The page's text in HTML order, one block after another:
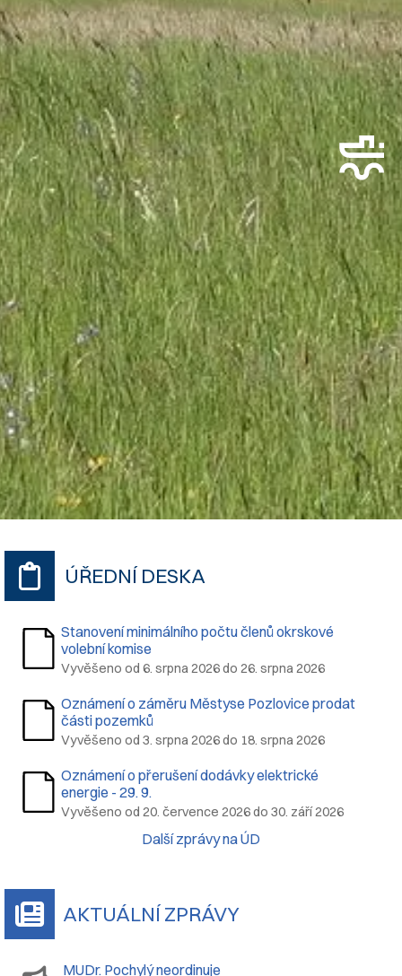
ÚŘEDNÍ DESKA
Stanovení minimálního počtu členů okrskové
volební komise
Vyvěšeno od 6. srpna 2026 do 26. srpna 2026
Oznámení o záměru Městyse Pozlovice prodat
části pozemků
Vyvěšeno od 3. srpna 2026 do 18. srpna 2026
Oznámení o přerušení dodávky elektrické
energie - 29. 9.
Vyvěšeno od 20. července 2026 do 30. září 2026
Další zprávy na ÚD
AKTUÁLNÍ ZPRÁVY
MUDr. Pochylý neordinuje